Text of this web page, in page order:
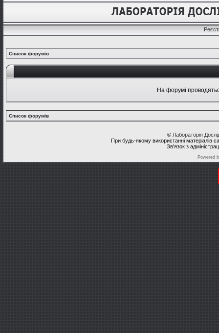
Список форумів
На форумі
Список форумів
© Лабораторія
При будь-якому використанні матеріалів
Зв'язок з
Powered